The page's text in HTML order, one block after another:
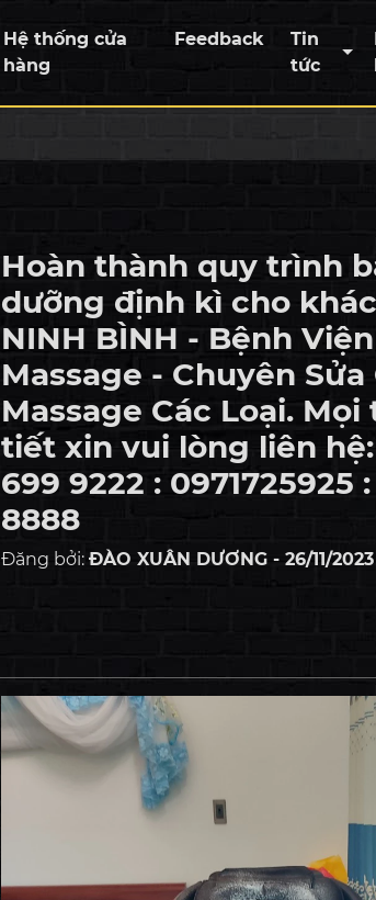
Hệ thống cửa
hàng
Feedback
Tin
tức
Hoàn thành quy trình
dưỡng định kì cho
NINH BÌNH - Bệnh
Massage - Chuyên Sửa
Massage Các Loại.
tiết xin vui lòng liên
699 9222 : 0971725925
8888
Đăng bởi: ĐÀO XUÂN DƯƠNG - 26/11/2023